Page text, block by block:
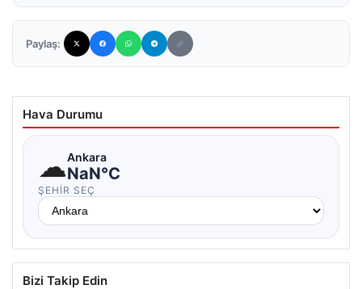
Paylaş:
Hava Durumu
☁Ankara
NaN°C
ŞEHIR SEÇ
Bizi Takip Edin